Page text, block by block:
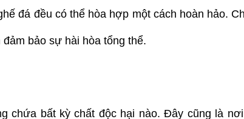
đá đều có thể hòa hợp một cách hoàn hảo.
bảo sự hài hòa tổng thể.
chứa bất kỳ chất độc hại nào. Đây cũng là